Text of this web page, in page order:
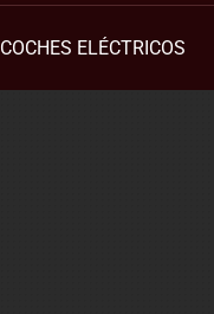
COCHES ELÉCTRICOS